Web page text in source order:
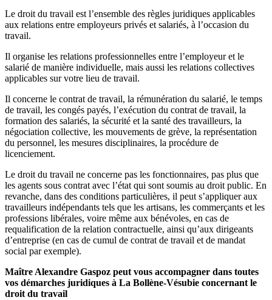
Le droit du travail est l’ensemble des règles juridiques applicables
aux relations entre employeurs privés et salariés, à l’occasion du
travail.
Il organise les relations professionnelles entre l’employeur et le
salarié de manière individuelle, mais aussi les relations collectives
applicables sur votre lieu de travail.
Il concerne le contrat de travail, la rémunération du salarié, le temps
de travail, les congés payés, l’exécution du contrat de travail, la
formation des salariés, la sécurité et la santé des travailleurs, la
négociation collective, les mouvements de grève, la représentation
du personnel, les mesures disciplinaires, la procédure de
licenciement.
Le droit du travail ne concerne pas les fonctionnaires, pas plus que
les agents sous contrat avec l’état qui sont soumis au droit public. En
revanche, dans des conditions particulières, il peut s’appliquer aux
travailleurs indépendants tels que les artisans, les commerçants et les
professions libérales, voire même aux bénévoles, en cas de
requalification de la relation contractuelle, ainsi qu’aux dirigeants
d’entreprise (en cas de cumul de contrat de travail et de mandat
social par exemple).
Maître Alexandre Gaspoz peut vous accompagner dans toutes
vos démarches juridiques à La Bollène-Vésubie concernant le
droit du travail